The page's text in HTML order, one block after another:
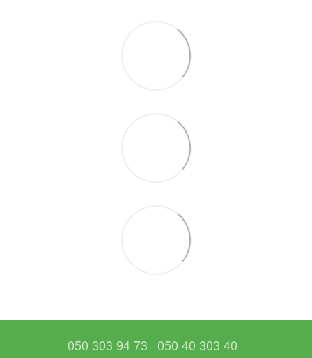
050 303 94 73 050 40 303 40